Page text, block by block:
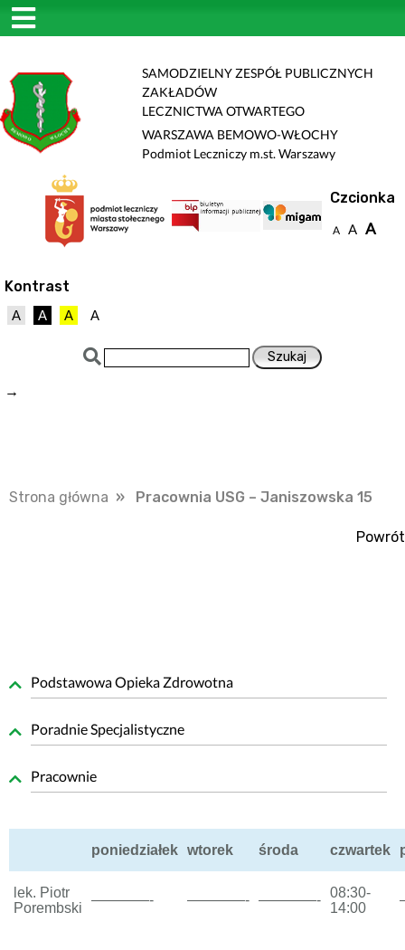
SAMODZIELNY ZESPÓŁ PUBLICZNYCH
ZAKŁADÓW
LECZNICTWA OTWARTEGO
WARSZAWA BEMOWO-WŁOCHY
Podmiot Leczniczy m.st. Warszawy
Czcionka
A A A
Kontrast
A A A A
→
Strona główna » Pracownia USG – Janiszowska 15
Powrót
Podstawowa Opieka Zdrowotna
Poradnie Specjalistyczne
Pracownie
poniedziałek wtorek środa czwartek
lek. Piotr
Porembski
————- ————- ————- 08:30-
14:00